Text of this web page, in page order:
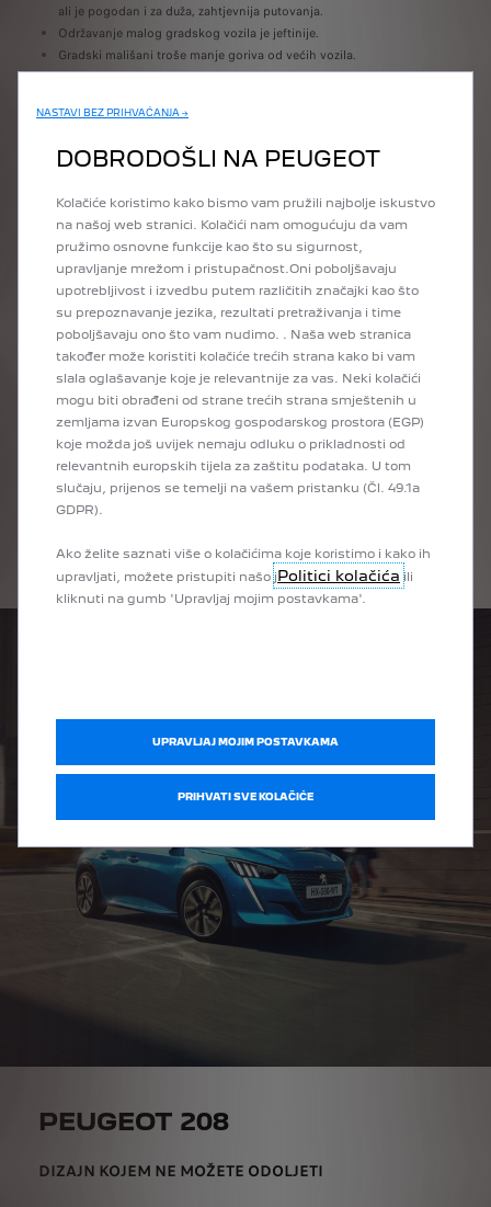
ali je pogodan i za duža, zahtjevnija putovanja.
Održavanje malog gradskog vozila je jeftinije.
Gradski mališani troše manje goriva od većih vozila.
GRADSKI MALIŠAN
PEUGEOT 208: MALO
GRADSKO VOZILO S
ELEKTRIČNIM,
BENZINSKIM ILI DIZEL
MOTOROM
Naš gradski mališan dizajniran je za moderan stil života u urbanoj
sredini. Kompaktnim vozilom PEUGEOT 208 doista je
jednostavno upravljati zahvaljujući kompaktnim dimenzijama i
tehnologijama za pomoć u vožnji i parkiranju.
208 koji je dostupan s električnim, benzinskim ili dizel motorom.
PEUGEOT 208
DIZAJN KOJEM NE MOŽETE ODOLJETI
NASTAVI BEZ PRIHVAĆANJA →
DOBRODOŠLI NA PEUGEOT
Kolačiće koristimo kako bismo vam pružili najbolje iskustvo
na našoj web stranici. Kolačići nam omogućuju da vam
pružimo osnovne funkcije kao što su sigurnost,
upravljanje mrežom i pristupačnost.Oni poboljšavaju
upotrebljivost i izvedbu putem različitih značajki kao što
su prepoznavanje jezika, rezultati pretraživanja i time
poboljšavaju ono što vam nudimo. . Naša web stranica
također može koristiti kolačiće trećih strana kako bi vam
slala oglašavanje koje je relevantnije za vas. Neki kolačići
mogu biti obrađeni od strane trećih strana smještenih u
zemljama izvan Europskog gospodarskog prostora (EGP)
koje možda još uvijek nemaju odluku o prikladnosti od
relevantnih europskih tijela za zaštitu podataka. U tom
slučaju, prijenos se temelji na vašem pristanku (Čl. 49.1a
GDPR).
Ako želite saznati više o kolačićima koje koristimo i kako ih
upravljati, možete pristupiti našo jPolitici kolačića ili
kliknuti na gumb 'Upravljaj mojim postavkama'.
UPRAVLJAJ MOJIM POSTAVKAMA
PRIHVATI SVE KOLAČIĆE